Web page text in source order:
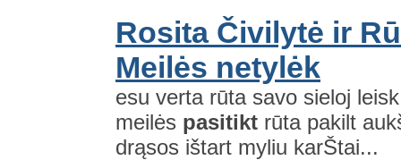
Rosita Čivilytė ir
Meilės netylėk
esu verta rūta savo sieloj
meilės pasitikt rūta pakilt
drąsos ištart myliu karŠtai...